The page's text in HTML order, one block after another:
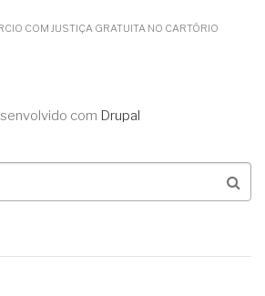
COM JUSTIÇA GRATUITA NO CARTÓRIO
com Drupal